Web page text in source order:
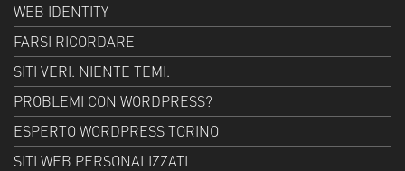
WEB IDENTITY
FARSI RICORDARE
SITI VERI. NIENTE TEMI.
PROBLEMI CON WORDPRESS?
ESPERTO WORDPRESS TORINO
SITI WEB PERSONALIZZATI